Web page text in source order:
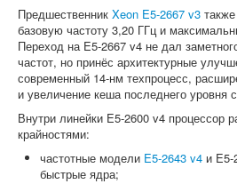
Предшественник Xeon E5-2667 v3
базовую частоту 3,20 ГГц и
Переход на E5-2667 v4 не дал
частот, но принёс архитектурные
современный 14-нм техпроцесс,
и увеличение кеша последнего уровня
Внутри линейки E5-2600 v4 процессор
крайностями:
частотные модели E5-2643 v4 и
быстрые ядра;